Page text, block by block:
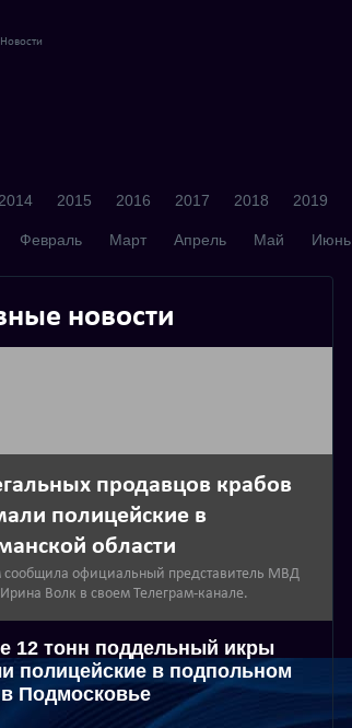
Новости
2014 2015 2016 2017 2018 2019
Февраль Март Апрель Май Июнь
новости
продавцов крабов
полицейские в
области
сообщила официальный представитель МВД
Волк в своем Телеграм-канале.
12 тонн поддельный икры
полицейские в подпольном
Подмосковье